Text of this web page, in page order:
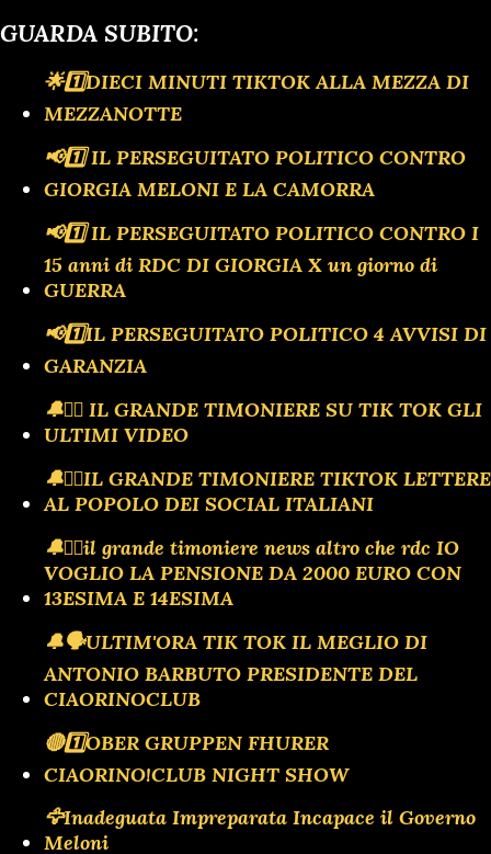
GUARDA SUBITO:
🌟1️⃣DIECI MINUTI TIKTOK ALLA MEZZA DI
MEZZANOTTE
📢1️⃣ IL PERSEGUITATO POLITICO CONTRO
GIORGIA MELONI E LA CAMORRA
📢1️⃣ IL PERSEGUITATO POLITICO CONTRO I
15 anni di RDC DI GIORGIA X un giorno di
GUERRA
📢1️⃣IL PERSEGUITATO POLITICO 4 AVVISI DI
GARANZIA
🔔🏴‍☠️ IL GRANDE TIMONIERE SU TIK TOK GLI
ULTIMI VIDEO
🔔🏴‍☠️IL GRANDE TIMONIERE TIKTOK LETTERE
AL POPOLO DEI SOCIAL ITALIANI
🔔🏴‍☠️il grande timoniere news altro che rdc IO
VOGLIO LA PENSIONE DA 2000 EURO CON
13ESIMA E 14ESIMA
🔔🗣️ULTIM'ORA TIK TOK IL MEGLIO DI
ANTONIO BARBUTO PRESIDENTE DEL
CIAORINOCLUB
🔴1️⃣OBER GRUPPEN FHURER
CIAORINO!CLUB NIGHT SHOW
🦅Inadeguata Impreparata Incapace il Governo
Meloni